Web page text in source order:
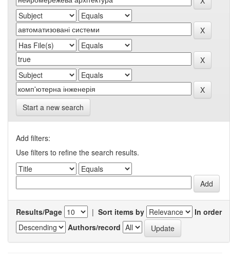
Start a new search
Add filters:
Use filters to refine the search results.
Results/Page | Sort items by
In order
Authors/record